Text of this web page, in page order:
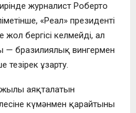
журналист Роберто
«Реал» президенті
жол бергісі келмейді, ал
— бразилиялық вингермен
тезірек ұзарту.
жылы аяқталатын
күмәнмен қарайтыны